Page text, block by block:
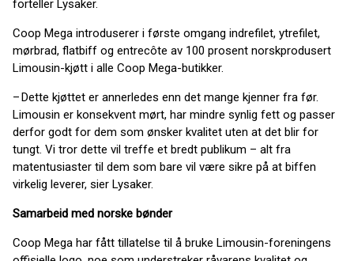
forteller Lysaker.
Coop Mega introduserer i første omgang indrefilet, ytrefilet,
mørbrad, flatbiff og entrecôte av 100 prosent norskprodusert
Limousin-kjøtt i alle Coop Mega-butikker.
– Dette kjøttet er annerledes enn det mange kjenner fra før.
Limousin er konsekvent mørt, har mindre synlig fett og passer
derfor godt for dem som ønsker kvalitet uten at det blir for
tungt. Vi tror dette vil treffe et bredt publikum – alt fra
matentusiaster til dem som bare vil være sikre på at biffen
virkelig leverer, sier Lysaker.
Samarbeid med norske bønder
Coop Mega har fått tillatelse til å bruke Limousin-foreningens